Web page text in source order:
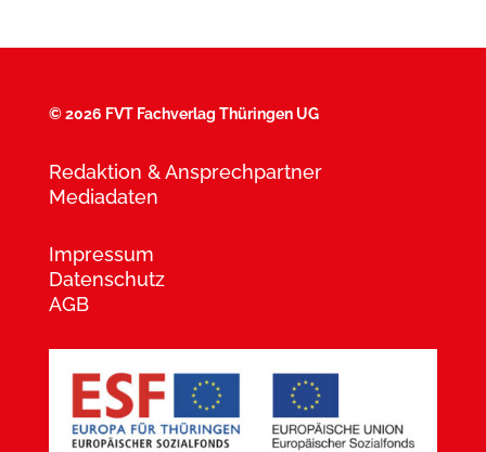
©2026 FVT Fachverlag Thüringen UG
Redaktion & Ansprechpartner
Mediadaten
Impressum
Datenschutz
AGB